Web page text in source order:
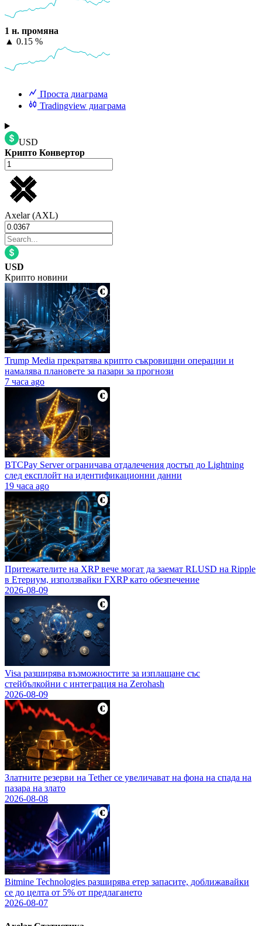
1 н. промяна
▲ 0.15 %
Проста диаграма
Tradingview диаграма
USD
Крипто Конвертор
Axelar (AXL)
USD
Крипто новини
Trump Media прекратява крипто съкровищни операции и
намалява плановете за пазари за прогнози
7 часа ago
BTCPay Server ограничава отдалечения достъп до Lightning
след експлойт на идентификационни данни
19 часа ago
Притежателите на XRP вече могат да заемат RLUSD на Ripple
в Етериум, използвайки FXRP като обезпечение
2026-08-09
Visa разширява възможностите за изплащане със
стейбълкойни с интеграция на Zerohash
2026-08-09
Златните резерви на Tether се увеличават на фона на спада на
пазара на злато
2026-08-08
Bitmine Technologies разширява етер запасите, доближавайки
се до целта от 5% от предлагането
2026-08-07